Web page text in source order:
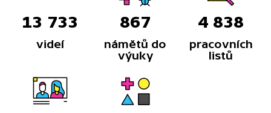
13 733
videí
867
námětů do
výuky
4 838
pracovních
listů